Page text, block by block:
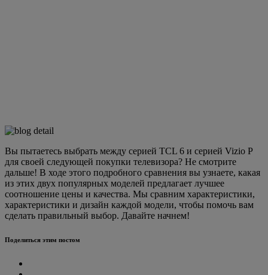
Вы пытаетесь выбрать между серией TCL 6 и серией Vizio P
для своей следующей покупки телевизора? Не смотрите
дальше! В ходе этого подробного сравнения вы узнаете, какая
из этих двух популярных моделей предлагает лучшее
соотношение цены и качества. Мы сравним характеристики,
характеристики и дизайн каждой модели, чтобы помочь вам
сделать правильный выбор. Давайте начнем!
Поделиться этим постом